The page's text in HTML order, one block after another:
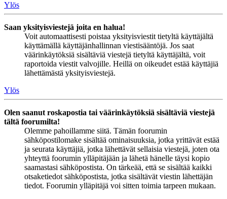
Ylös
Saan yksityisviestejä joita en halua!
Voit automaattisesti poistaa yksityisviestit tietyltä käyttäjältä
käyttämällä käyttäjänhallinnan viestisääntöjä. Jos saat
väärinkäytöksiä sisältäviä viestejä tietyltä käyttäjältä, voit
raportoida viestit valvojille. Heillä on oikeudet estää käyttäjiä
lähettämästä yksityisviestejä.
Ylös
Olen saanut roskapostia tai väärinkäytöksiä sisältäviä viestejä
tältä foorumilta!
Olemme pahoillamme siitä. Tämän foorumin
sähköpostilomake sisältää ominaisuuksia, jotka yrittävät estää
ja seurata käyttäjiä, jotka lähettävät sellaisia viestejä, joten ota
yhteyttä foorumin ylläpitäjään ja lähetä hänelle täysi kopio
saamastasi sähköpostista. On tärkeää, että se sisältää kaikki
otsaketiedot sähköpostista, jotka sisältävät viestin lähettäjän
tiedot. Foorumin ylläpitäjä voi sitten toimia tarpeen mukaan.